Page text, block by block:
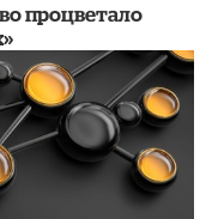
процветало